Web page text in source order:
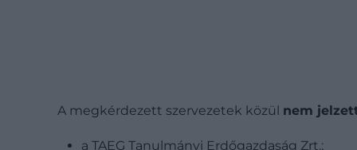
A megkérdezett szervezetek közül nem
a TAEG Tanulmányi Erdőgazdaság Zrt.;